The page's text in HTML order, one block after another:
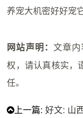
养宠大机密好好宠
网站声明： 文章
权，请认真核实，
任。
上一篇:好文: 山